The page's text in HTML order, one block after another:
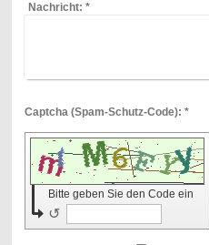
Nachricht: *
Captcha (Spam-Schutz-Code): *
Bitte geben Sie den Code ein
↺